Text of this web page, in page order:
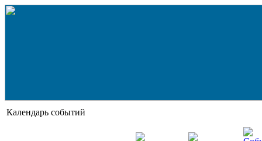
Календарь событий